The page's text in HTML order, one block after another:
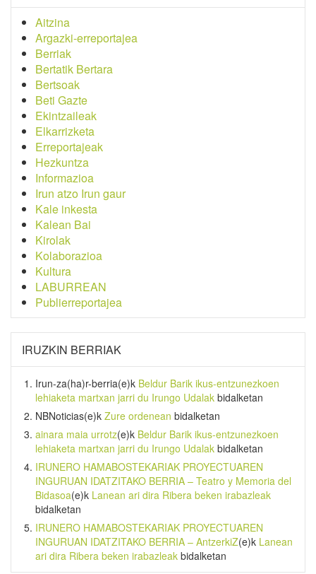
Aitzina
Argazki-erreportajea
Berriak
Bertatik Bertara
Bertsoak
Beti Gazte
Ekintzaileak
Elkarrizketa
Erreportajeak
Hezkuntza
Informazioa
Irun atzo Irun gaur
Kale inkesta
Kalean Bai
Kirolak
Kolaborazioa
Kultura
LABURREAN
Publierreportajea
IRUZKIN BERRIAK
Irun-za(ha)r-berria(e)k Beldur Barik ikus-entzunezkoen
lehiaketa martxan jarri du Irungo Udalak bidalketan
NBNoticias(e)k Zure ordenean bidalketan
ainara maia urrotz(e)k Beldur Barik ikus-entzunezkoen
lehiaketa martxan jarri du Irungo Udalak bidalketan
IRUNERO HAMABOSTEKARIAK PROYECTUAREN
INGURUAN IDATZITAKO BERRIA – Teatro y Memoria del
Bidasoa(e)k Lanean ari dira Ribera beken irabazleak
bidalketan
IRUNERO HAMABOSTEKARIAK PROYECTUAREN
INGURUAN IDATZITAKO BERRIA – AntzerkiZ(e)k Lanean
ari dira Ribera beken irabazleak bidalketan